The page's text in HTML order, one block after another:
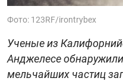
Фото: 123RF/irontrybex
Ученые из
Анджелесе
мельчайших частиц